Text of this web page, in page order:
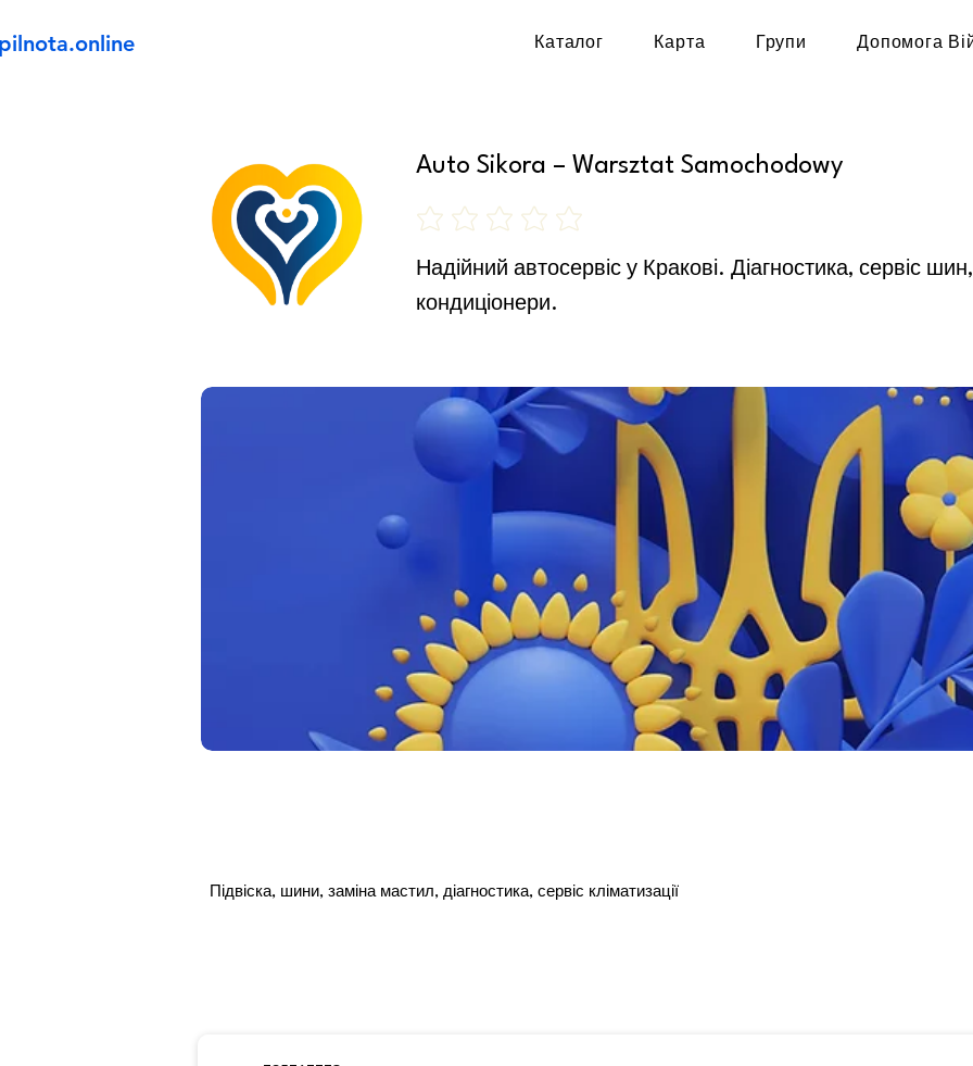
Каталог Карта Групи Допомога
Auto Sikora – Warsztat Samochodowy
Ще немає оцінок
Надійний автосервіс у Кракові. Діагностика, сервіс
кондиціонери.
Підвіска, шини, заміна мастил, діагностика, сервіс кліматизації